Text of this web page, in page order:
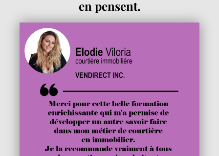
en pensent.